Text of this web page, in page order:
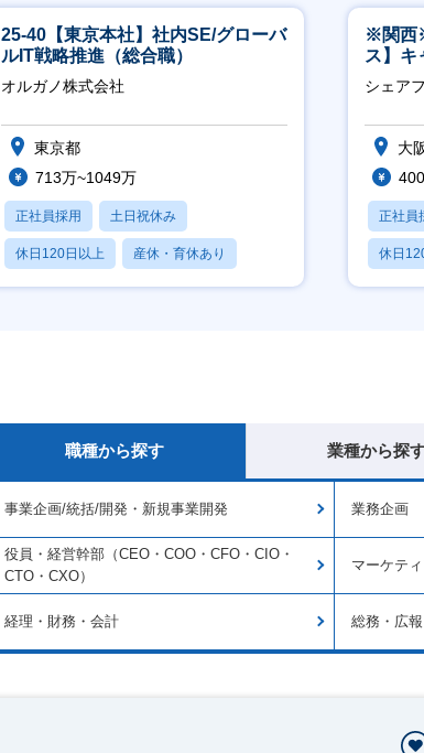
25-40【東京本社】社内SE/グローバ
ルIT戦略推進（総合職）
オルガノ株式会社
東京都
713万~1049万
正社員採用 土日祝休み
休日120日以上 産休・育休あり
月残業20時間以内
※関西
ス】キ
ービス
シェア
大
正社員
休日
賞与あ
職種から探す 業種から探
事業企画/統括/開発・新規事業開発 業務企画
役員・経営幹部（CEO・COO・CFO・CIO・
CTO・CXO）
マーケテ
経理・財務・会計 総務・広